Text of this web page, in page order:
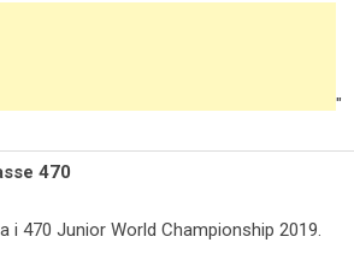
"
470
470 Junior World Championship 2019.